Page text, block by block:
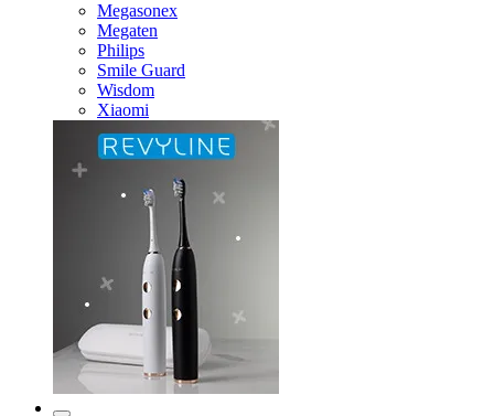
Megasonex
Megaten
Philips
Smile Guard
Wisdom
Xiaomi